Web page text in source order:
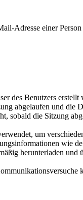
Adresse einer
des Benutzers
abgelaufen und die
sobald die Sitzung
um
wie
herunterladen und